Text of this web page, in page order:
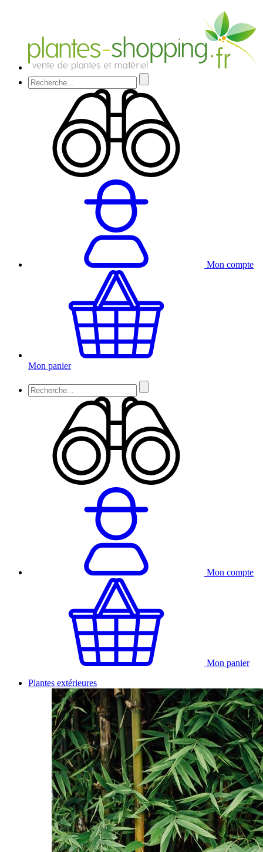
Mon compte
Mon panier
Mon compte
Mon panier
Plantes extérieures